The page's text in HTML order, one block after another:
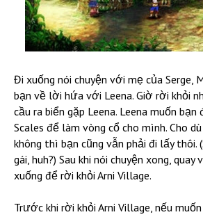
Đi xuống nói chuyện với mẹ của Serge,
bạn về lời hứa với Leena. Giờ rời khỏi
cầu ra biển gặp Leena. Leena muốn bạn
Scales để làm vòng cổ cho mình. Cho
không thì bạn cũng vẫn phải đi lấy thôi.
gái, huh?) Sau khi nói chuyện xong,
xuống để rời khỏi Arni Village.
Trước khi rời khỏi Arni Village, nếu